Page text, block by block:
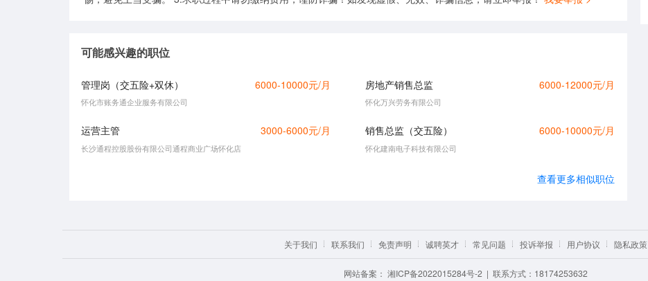
可能感兴趣的职位
管理岗（交五险+双休） 6000-10000元/月
怀化市账务通企业服务有限公司
房地产销售总监 6000-12000元/月
怀化万兴劳务有限公司
运营主管 3000-6000元/月
长沙通程控股股份有限公司通程商业广场怀化店
销售总监（交五险） 6000-10000元/月
怀化建南电子科技有限公司
查看更多相似职位
关于我们 联系我们 免责声明 诚聘英才 常见问题 投诉举报 用户协议 隐私政策
网站备案： 湘ICP备2022015284号-2 | 联系方式：18174253632